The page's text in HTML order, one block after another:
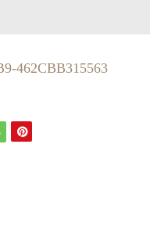
462CBB315563